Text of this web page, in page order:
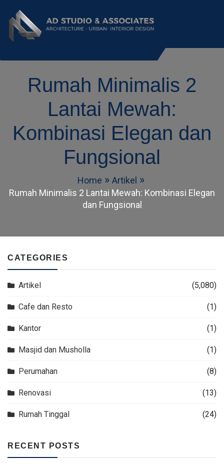
AD Studio – Jasa
Arsitek Profesional
Bersertifikasi
AD Studio – Jasa Arsitek Profesional
Rumah Minimalis 2
Lantai Mewah:
Kombinasi Elegan dan
Fungsional
Home
Artikel
Rumah Minimalis 2 Lantai Mewah: Kombinasi Elegan
dan Fungsional
CATEGORIES
Artikel (5,080)
Cafe dan Resto (1)
Kantor (1)
Masjid dan Musholla (1)
Perumahan (8)
Renovasi (13)
Rumah Tinggal (24)
RECENT POSTS